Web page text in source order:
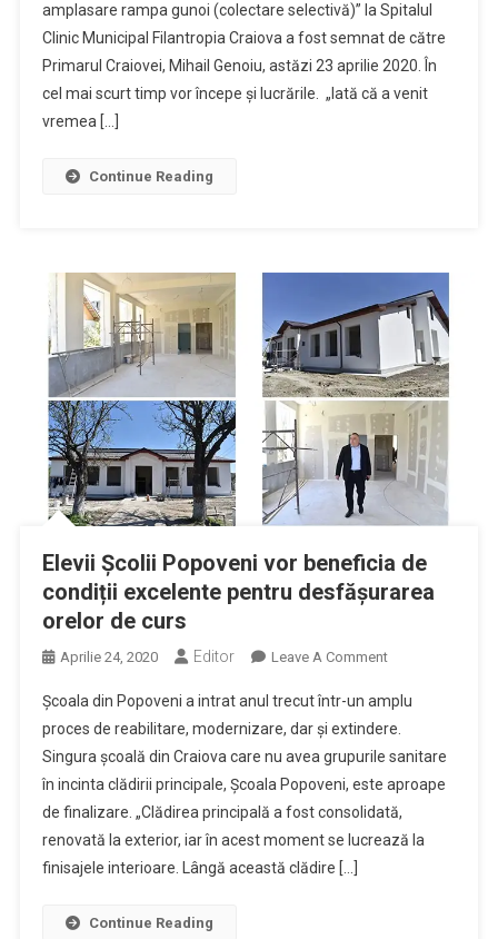
Primul
Proiect
Finanțat
Din
amplasare rampa gunoi (colectare selectivă)” la Spitalul
Clinic Municipal Filantropia Craiova a fost semnat de către
Primarul Craiovei, Mihail Genoiu, astăzi 23 aprilie 2020. În
cel mai scurt timp vor începe și lucrările. „Iată că a venit
vremea […]
Continue Reading
Elevii Școlii Popoveni vor beneficia de
condiții excelente pentru desfășurarea
orelor de curs
Aprilie 24, 2020 Editor Leave A CommentOn
Școlii
Popoveni
Vor
Beneficia
De
Condiții
Școala din Popoveni a intrat anul trecut într-un amplu
proces de reabilitare, modernizare, dar și extindere.
Singura școală din Craiova care nu avea grupurile sanitare
în incinta clădirii principale, Școala Popoveni, este aproape
de finalizare. „Clădirea principală a fost consolidată,
renovată la exterior, iar în acest moment se lucrează la
finisajele interioare. Lângă această clădire […]
Continue Reading